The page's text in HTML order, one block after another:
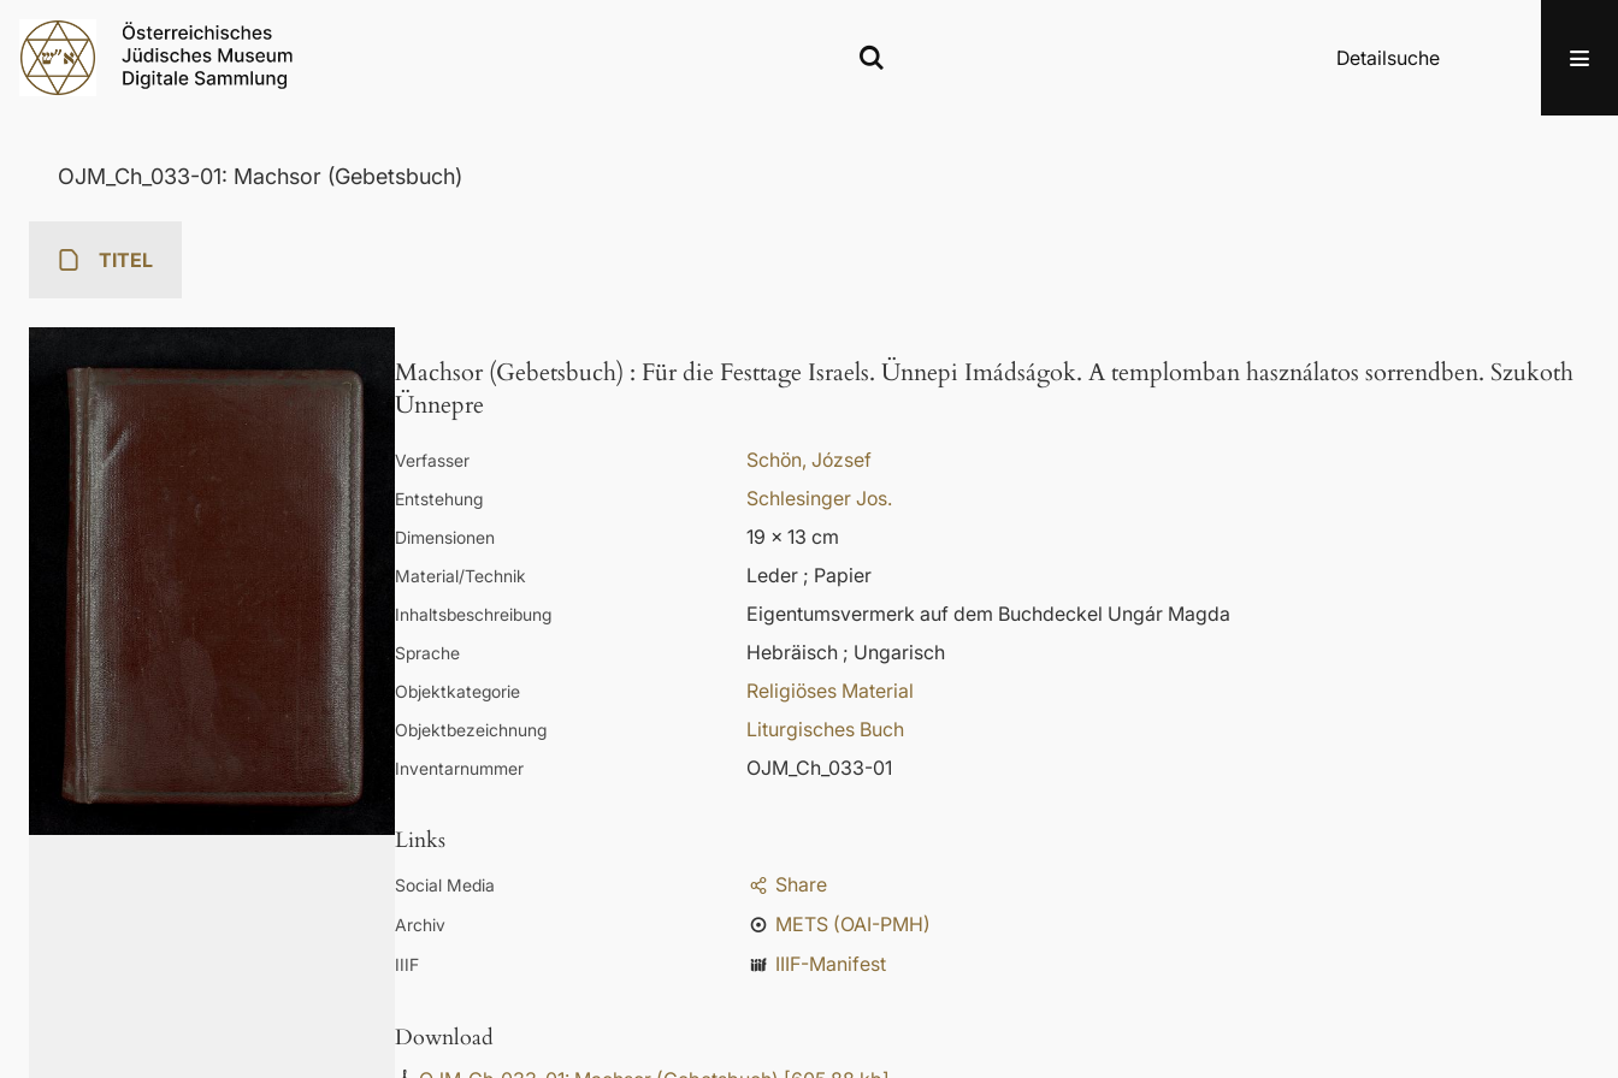
Detailsuche
OJM_Ch_033-01: Machsor (Gebetsbuch)
TITEL
Machsor (Gebetsbuch) : Für die Festtage Israels. Ünnepi Imádságok. A templomban használatos sorrendben. Szukoth
Ünnepre
Verfasser Schön, József
Entstehung Schlesinger Jos.
Dimensionen 19 x 13 cm
Material/Technik Leder ; Papier
Inhaltsbeschreibung Eigentumsvermerk auf dem Buchdeckel Ungár Magda
Sprache Hebräisch ; Ungarisch
Objektkategorie Religiöses Material
Objektbezeichnung Liturgisches Buch
Inventarnummer OJM_Ch_033-01
Links
Social Media Share
Archiv METS (OAI-PMH)
IIIF IIIF-Manifest
Download